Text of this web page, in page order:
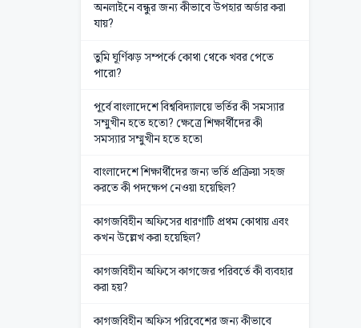
অনলাইনে বন্ধুর জন্য কীভাবে উপহার অর্ডার করা
যায়?
তুমি ঘূর্ণিঝড় সম্পর্কে কোথা থেকে খবর পেতে
পারো?
পূর্বে বাংলাদেশে বিশ্ববিদ্যালয়ে ভর্তির কী সমস্যার
সম্মুখীন হতে হতো? ক্ষেত্রে শিক্ষার্থীদের কী
সমস্যার সম্মুখীন হতে হতো
বাংলাদেশে শিক্ষার্থীদের জন্য ভর্তি প্রক্রিয়া সহজ
করতে কী পদক্ষেপ নেওয়া হয়েছিল?
কাগজবিহীন অফিসের ধারণাটি প্রথম কোথায় এবং
কখন উল্লেখ করা হয়েছিল?
কাগজবিহীন অফিসে কাগজের পরিবর্তে কী ব্যবহার
করা হয়?
কাগজবিহীন অফিস পরিবেশের জন্য কীভাবে